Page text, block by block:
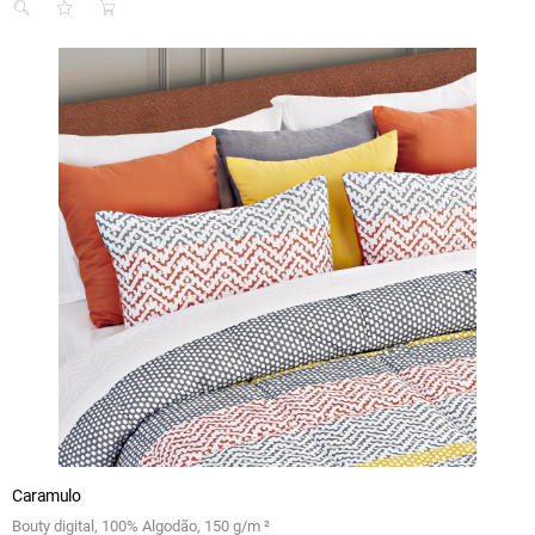
Caramulo
Bouty digital, 100% Algodão, 150 g/m ²